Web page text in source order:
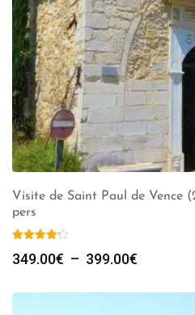
Visite de Saint Paul de Vence
pers
349.00€ – 399.00€
prix :